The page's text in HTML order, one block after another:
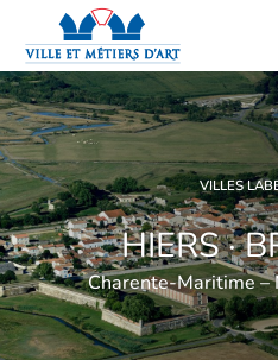
VILLES
HIERS ·
Charente-Maritime